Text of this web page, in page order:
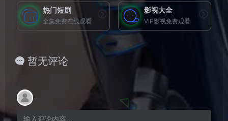
热门短剧
全集免费在线观看
影视大全
VIP影视免费观看
暂无评论